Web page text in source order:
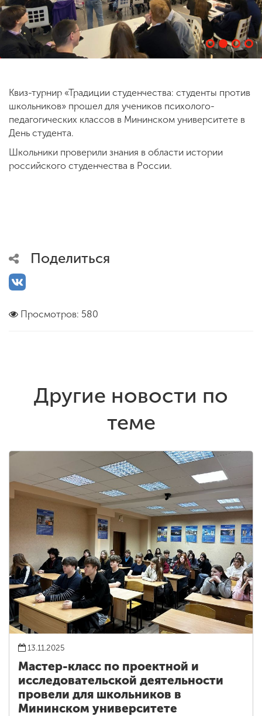
ENG SPN CHI
Приемная
комиссия
+7 (831) 262-26-20
Квиз-турнир «Традиции студенчества: студенты против
школьников» прошел для учеников психолого-
педагогических классов в Мининском университете в
День студента.
Школьники проверили знания в области истории
российского студенчества в России.
Поделиться
Просмотров: 580
Другие новости по
теме
13.11.2025
Мастер-класс по проектной и
исследовательской деятельности
провели для школьников в
Мининском университете